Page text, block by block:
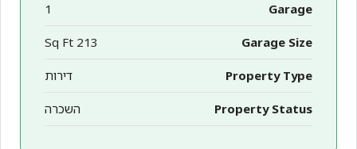
Garage
1
Garage Size
213 Sq Ft
Property Type דירות
Property Status השכרה